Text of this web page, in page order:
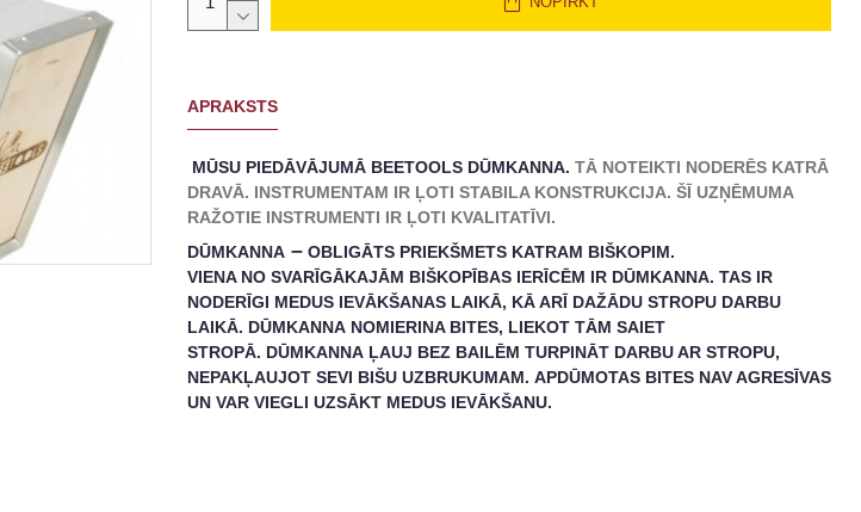
APRAKSTS
MŪSU PIEDĀVĀJUMĀ BEETOOLS DŪMKANNA.TĀ NOTEIKTI NODERĒS KATRĀ
DRAVĀ. INSTRUMENTAM IR ĻOTI STABILA KONSTRUKCIJA. ŠĪ UZŅĒMUMA
RAŽOTIE INSTRUMENTI IR ĻOTI KVALITATĪVI.
DŪMKANNA – OBLIGĀTS PRIEKŠMETS KATRAM BIŠKOPIM.
VIENA NO SVARĪGĀKAJĀM BIŠKOPĪBAS IERĪCĒM IR DŪMKANNA. TAS IR
NODERĪGI MEDUS IEVĀKŠANAS LAIKĀ, KĀ ARĪ DAŽĀDU STROPU DARBU
LAIKĀ. DŪMKANNA NOMIERINA BITES, LIEKOT TĀM SAIET
STROPĀ. DŪMKANNA ĻAUJ BEZ BAILĒM TURPINĀT DARBU AR STROPU,
NEPAKĻAUJOT SEVI BIŠU UZBRUKUMAM. APDŪMOTAS BITES NAV AGRESĪVAS
UN VAR VIEGLI UZSĀKT MEDUS IEVĀKŠANU.